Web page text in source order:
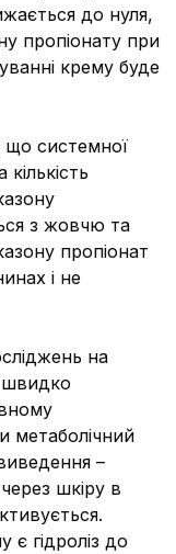
до нуля,
пропіонату при
крему буде
системної
з жовчю та
пропіонат
і не
на
швидко
метаболічний
–
шкіру в
є гідроліз до